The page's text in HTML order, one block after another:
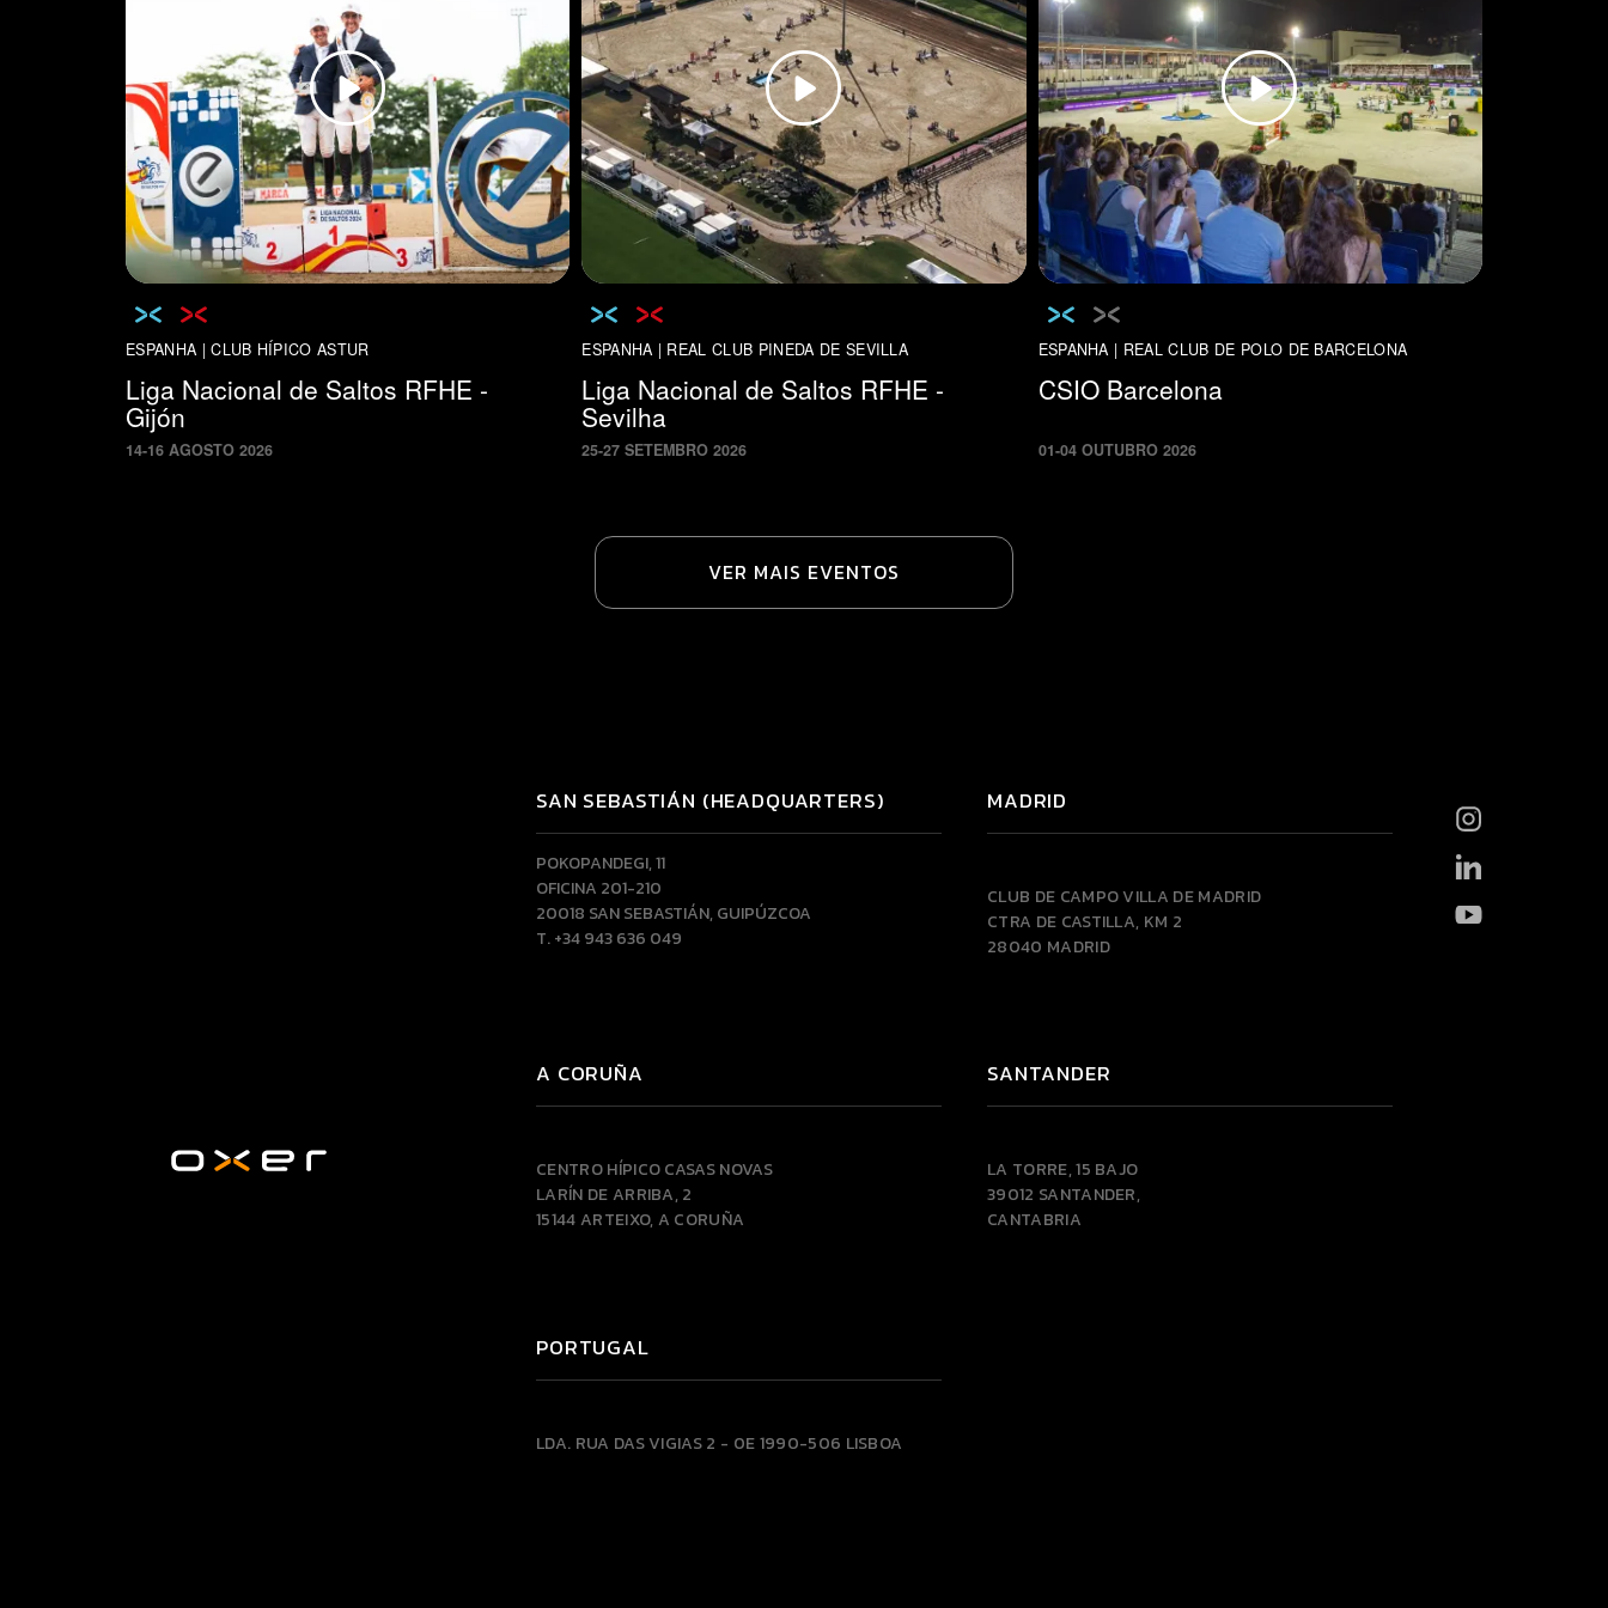
14-16 AGOSTO 2026
Liga Nacional de Saltos RFHE -
Gijón
ESPANHA | CLUB HÍPICO ASTUR
25-27 SETEMBRO 2026
Liga Nacional de Saltos RFHE -
Sevilha
ESPANHA | REAL CLUB PINEDA DE SEVILLA
01-04 OUTUBRO 2026
CSIO Barcelona
ESPANHA | REAL CLUB DE POLO DE BARCELONA
VER MAIS EVENTOS
SAN SEBASTIÁN (HEADQUARTERS)
POKOPANDEGI, 11
OFICINA 201-210
20018 SAN SEBASTIÁN, GUIPÚZCOA
T. +34 943 636 049
MADRID
CLUB DE CAMPO VILLA DE MADRID
CTRA DE CASTILLA, KM 2
28040 MADRID
A CORUÑA
CENTRO HÍPICO CASAS NOVAS
LARÍN DE ARRIBA, 2
15144 ARTEIXO, A CORUÑA
SANTANDER
LA TORRE, 15 BAJO
39012 SANTANDER,
CANTABRIA
PORTUGAL
LDA. RUA DAS VIGIAS 2 - 0E1990-506 LISBOA